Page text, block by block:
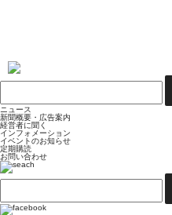
ニュース
新聞概要・広告案内
経営者に聞く
インフォメーション
イベントのお知らせ
定期購読
お問い合わせ